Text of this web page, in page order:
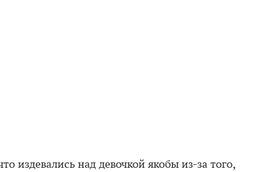
издевались над девочкой якобы из-за того,